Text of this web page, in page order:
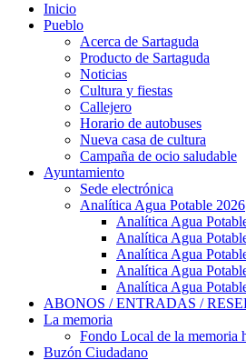
Inicio
Pueblo
Acerca de Sartaguda
Producto de Sartaguda
Noticias
Cultura y fiestas
Callejero
Horario de autobuses
Nueva casa de cultura
Campaña de ocio saludable
Ayuntamiento
Sede electrónica
Analítica Agua Potable 2026
Analítica Agua
Analítica Agua
Analítica Agua
Analítica Agua
Analítica Agua
ABONOS / ENTRADAS /
La memoria
Fondo Local de la memoria
Buzón Ciudadano